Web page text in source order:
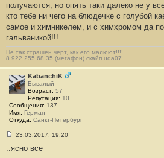
получаются, но опять таки далеко не у
кто тебе ни чего на блюдечке с голубой
самое и химникелем, и с химхромом да
гальваникой!!!
Не так страшен черт, как его малюют!!!!
8 922 255 68 35 (мегафон) скайп uda07.
KabanchiK
Бывалый
Возраст: 57
Репутация: 10
Сообщения: 137
Имя: Герман
Откуда: Санкт-Петербург
о
23.03.2017, 19:20
..ясно все